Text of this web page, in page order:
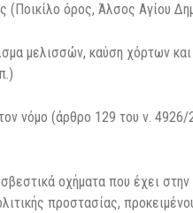
(Ποικίλο όρος, Άλσος Αγίου
μελισσών, καύση χόρτων
νόμο (άρθρο 129 του ν. 4926/
οχήματα που έχει στην
προστασίας,